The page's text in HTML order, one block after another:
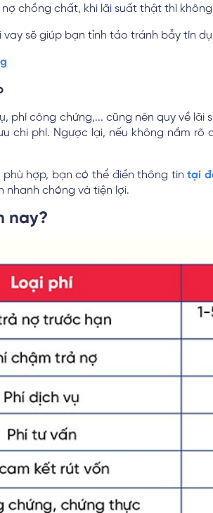
chồng chất, khi lãi suất thật thì
sẽ giúp bạn tỉnh táo tránh bẫy tín
phí công chứng,... cũng nên quy về
chi phí. Ngược lại, nếu không nắm
phù hợp, bạn có thể điền thông tintại
nhanh chóng và tiện lợi.
nay?